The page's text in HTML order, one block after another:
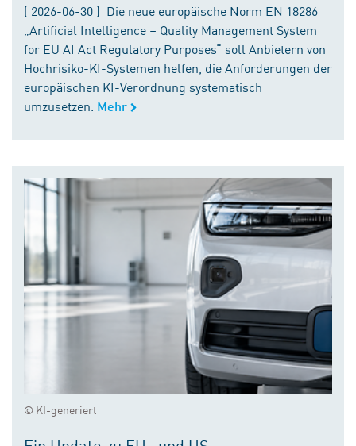
( 2026-06-30 ) Die neue europäische Norm EN 18286
„Artificial Intelligence – Quality Management System
for EU AI Act Regulatory Purposes“ soll Anbietern von
Hochrisiko-KI-Systemen helfen, die Anforderungen der
europäischen KI-Verordnung systematisch
umzusetzen. Mehr
© KI-generiert